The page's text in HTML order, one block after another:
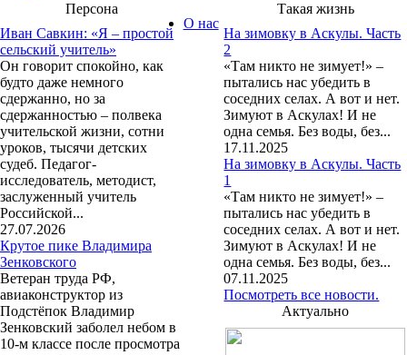
Персона
Иван Савкин: «Я – простой
сельский учитель»
Он говорит спокойно, как
будто даже немного
сдержанно, но за
сдержанностью – полвека
учительской жизни, сотни
уроков, тысячи детских
судеб. Педагог-
исследователь, методист,
заслуженный учитель
Российской...
27.07.2026
Крутое пике Владимира
Зенковского
Ветеран труда РФ,
авиаконструктор из
Подстёпок Владимир
Зенковский заболел небом в
10-м классе после просмотра
Такая жизнь
На зимовку в Аскулы. Часть
2
«Там никто не зимует!» –
пытались нас убедить в
соседних селах. А вот и нет.
Зимуют в Аскулах! И не
одна семья. Без воды, без...
17.11.2025
На зимовку в Аскулы. Часть
1
«Там никто не зимует!» –
пытались нас убедить в
соседних селах. А вот и нет.
Зимуют в Аскулах! И не
одна семья. Без воды, без...
07.11.2025
Посмотреть все новости.
Актуально
О нас